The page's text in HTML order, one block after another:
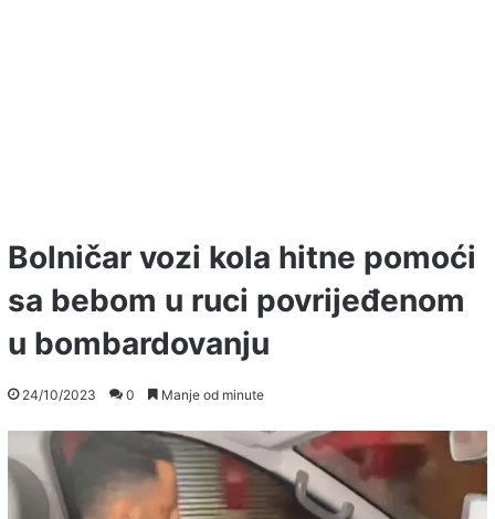
Bolničar vozi kola hitne pomoći
sa bebom u ruci povrijeđenom
u bombardovanju
24/10/2023 0 Manje od minute